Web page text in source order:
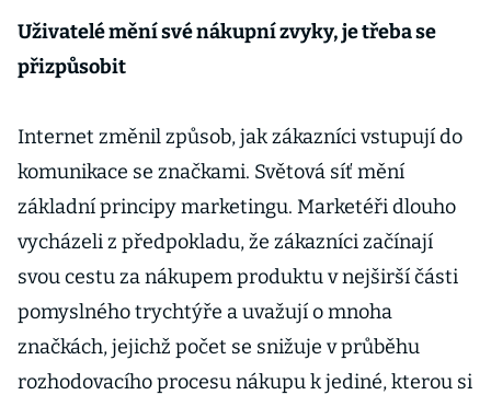
Uživatelé mění své nákupní zvyky, je třeba se
přizpůsobit
Internet změnil způsob, jak zákazníci vstupují do
komunikace se značkami. Světová síť mění
základní principy marketingu. Marketéři dlouho
vycházeli z předpokladu, že zákazníci začínají
svou cestu za nákupem produktu v nejširší části
pomyslného trychtýře a uvažují o mnoha
značkách, jejichž počet se snižuje v průběhu
rozhodovacího procesu nákupu k jediné, kterou si